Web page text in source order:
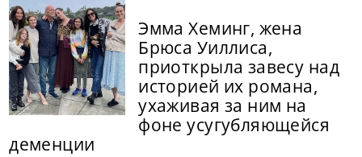
Эмма Хеминг, жена
Брюса Уиллиса,
приоткрыла завесу над
историей их романа,
ухаживая за ним на
фоне усугубляющейся
деменции